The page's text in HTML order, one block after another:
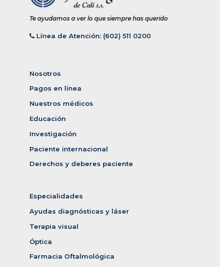
Te ayudamos a ver lo que siempre has querido
Línea de Atención: (602) 511 0200
Nosotros
Pagos en línea
Nuestros médicos
Educación
Investigación
Paciente internacional
Derechos y deberes paciente
Especialidades
Ayudas diagnósticas y láser
Terapia visual
Óptica
Farmacia Oftalmológica